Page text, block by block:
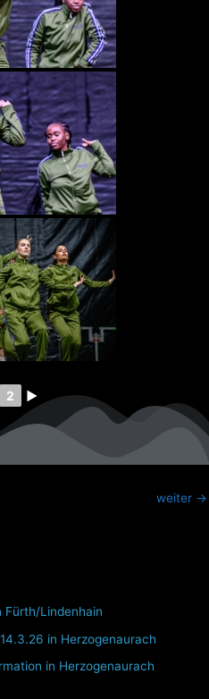
Fürth/Lindenhain
in Herzogenaurach
in Herzogenaurach
2 ►
weiter →